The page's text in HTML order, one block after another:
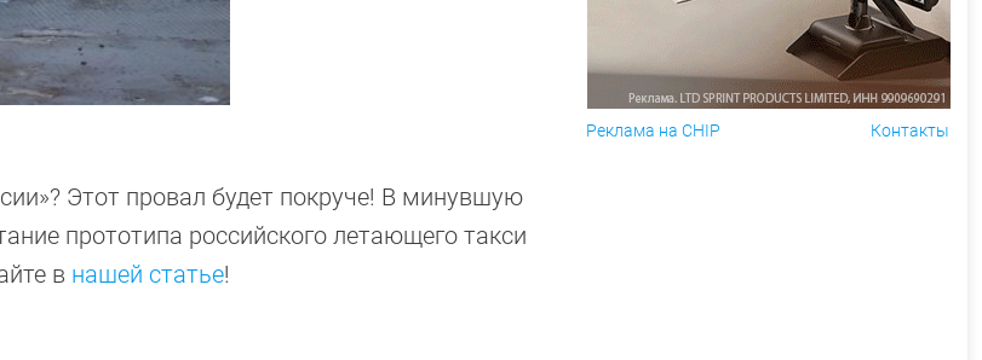
Этот провал будет покруче! В минувшую
прототипа российского летающего такси
в нашей статье!
Реклама на CHIP Контакты